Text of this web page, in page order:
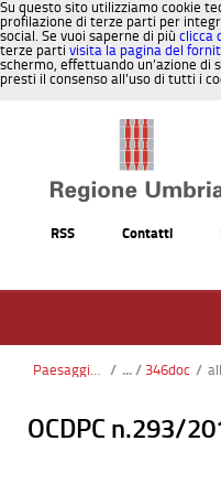
Su questo sito utilizziamo cookie
profilazione di terze parti per
social. Se vuoi saperne di più clicca
terze parti visita la pagina del
schermo, effettuando un’azione di
presti il consenso all’uso di tutti i
RSS Contatti
Paesaggio, Territorio, Urbanistica / 346doc /
OCDPC n.293/